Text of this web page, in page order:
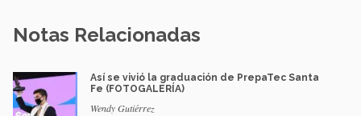
Notas Relacionadas
Así se vivió la graduación de PrepaTec Santa
Fe (FOTOGALERÍA)
Wendy Gutiérrez